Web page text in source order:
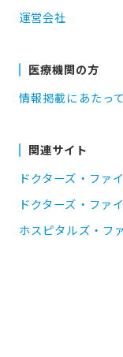
運営会社
医療機関の方
情報掲載にあたって
関連サイト
ドクターズ・ファ
ドクターズ・ファ
ホスピタルズ・フ